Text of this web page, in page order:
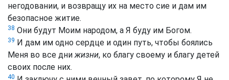
негодовании, и возвращу их на место сие и дам им
безопасное житие.
38 Они будут Моим народом, а Я буду им Богом.
39 И дам им одно сердце и один путь, чтобы боялись
Меня во все дни жизни, ко благу своему и благу детей
своих после них.
40